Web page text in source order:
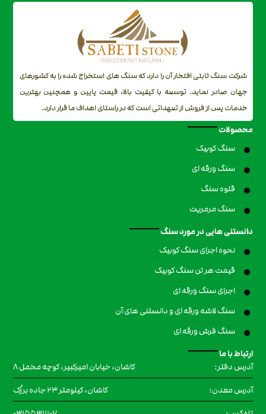
شرکت سنگ ثابتی افتخار آن را دارد که سنگ های استخراج شده را به کشورهای
جهان صادر نماید. توسعه با کیفیت بالا، قیمت پایین و همچنین بهترین
خدمات پس از فروش از تعهداتی است که در راستای اهداف ما قرار دارد.
محصولات
سنگ کوبیک
سنگ ورقه ای
قلوه سنگ
سنگ مرمریت
دانستنی هایی در مورد سنگ
نحوه اجرای سنگ کوبیک
قیمت هر تن سنگ کوبیک
اجرای سنگ ورقه ای
سنگ لاشه ورقه ای و دانستنی های آن
سنگ فرش ورقه ای
ارتباط با ما
آدرس دفتر:
کاشان، خیابان امیرکبیر، کوچه مخمل ۸
آدرس معدن:
کاشان، کیلومتر 23 جاده برزُک